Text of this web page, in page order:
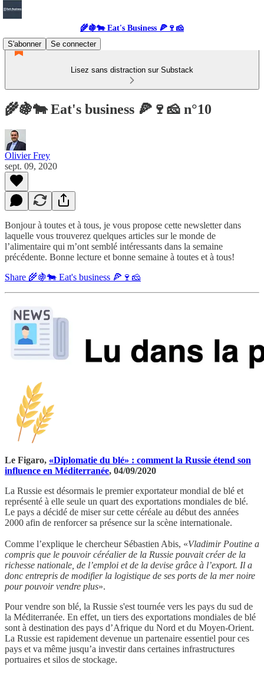
🌾🍇🐄 Eat's Business 🍕🍷🧀
S'abonner
Se connecter
Lisez sans distraction sur Substack
🌾🍇🐄 Eat's business 🍕🍷🧀 n°10
Olivier Frey
sept. 09, 2020
Bonjour à toutes et à tous, je vous propose cette newsletter dans
laquelle vous trouverez quelques articles sur le monde de
l’alimentaire qui m’ont semblé intéressants dans la semaine
précédente. Bonne lecture et bonne semaine à toutes et à tous!
Share 🌾🍇🐄 Eat's business 🍕🍷🧀
Le Figaro, «Diplomatie du blé» : comment la Russie étend son
influence en Méditerranée, 04/09/2020
La Russie est désormais le premier exportateur mondial de blé et
représenté à elle seule un quart des exportations mondiales de blé.
Le pays a décidé de miser sur cette céréale au début des années
2000 afin de renforcer sa présence sur la scène internationale.
Comme l’explique le chercheur Sébastien Abis, «Vladimir Poutine a
compris que le pouvoir céréalier de la Russie pouvait créer de la
richesse nationale, de l’emploi et de la devise grâce à l’export. Il a
donc entrepris de modifier la logistique de ses ports de la mer noire
pour pouvoir vendre plus».
Pour vendre son blé, la Russie s'est tournée vers les pays du sud de
la Méditerranée. En effet, un tiers des exportations mondiales de blé
sont à destination des pays d’Afrique du Nord et du Moyen-Orient.
La Russie est rapidement devenue un partenaire essentiel pour ces
pays et va même jusqu’a investir dans certaines infrastructures
portuaires et silos de stockage.